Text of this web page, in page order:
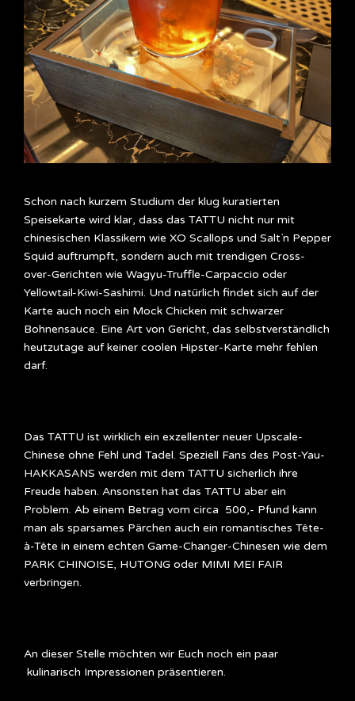
Schon nach kurzem Studium der klug kuratierten
Speisekarte wird klar, dass das TATTU nicht nur mit
chinesischen Klassikern wie XO Scallops und Salt`n Pepper
Squid auftrumpft, sondern auch mit trendigen Cross-
over-Gerichten wie Wagyu-Truffle-Carpaccio oder
Yellowtail-Kiwi-Sashimi. Und natürlich findet sich auf der
Karte auch noch ein Mock Chicken mit schwarzer
Bohnensauce. Eine Art von Gericht, das selbstverständlich
heutzutage auf keiner coolen Hipster-Karte mehr fehlen
darf.
Das TATTU ist wirklich ein exzellenter neuer Upscale-
Chinese ohne Fehl und Tadel. Speziell Fans des Post-Yau-
HAKKASANS werden mit dem TATTU sicherlich ihre
Freude haben. Ansonsten hat das TATTU aber ein
Problem. Ab einem Betrag vom circa 500,- Pfund kann
man als sparsames Pärchen auch ein romantisches Tête-
à-Tête in einem echten Game-Changer-Chinesen wie dem
PARK CHINOISE, HUTONG oder MIMI MEI FAIR
verbringen.
An dieser Stelle möchten wir Euch noch ein paar
kulinarisch Impressionen präsentieren.